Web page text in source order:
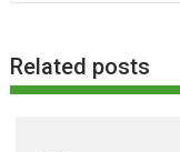
Related posts